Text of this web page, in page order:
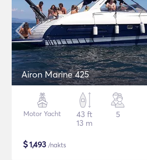
Airon Marine 425
Motor Yacht
43 ft
13 m
5
$1,493 /nakts